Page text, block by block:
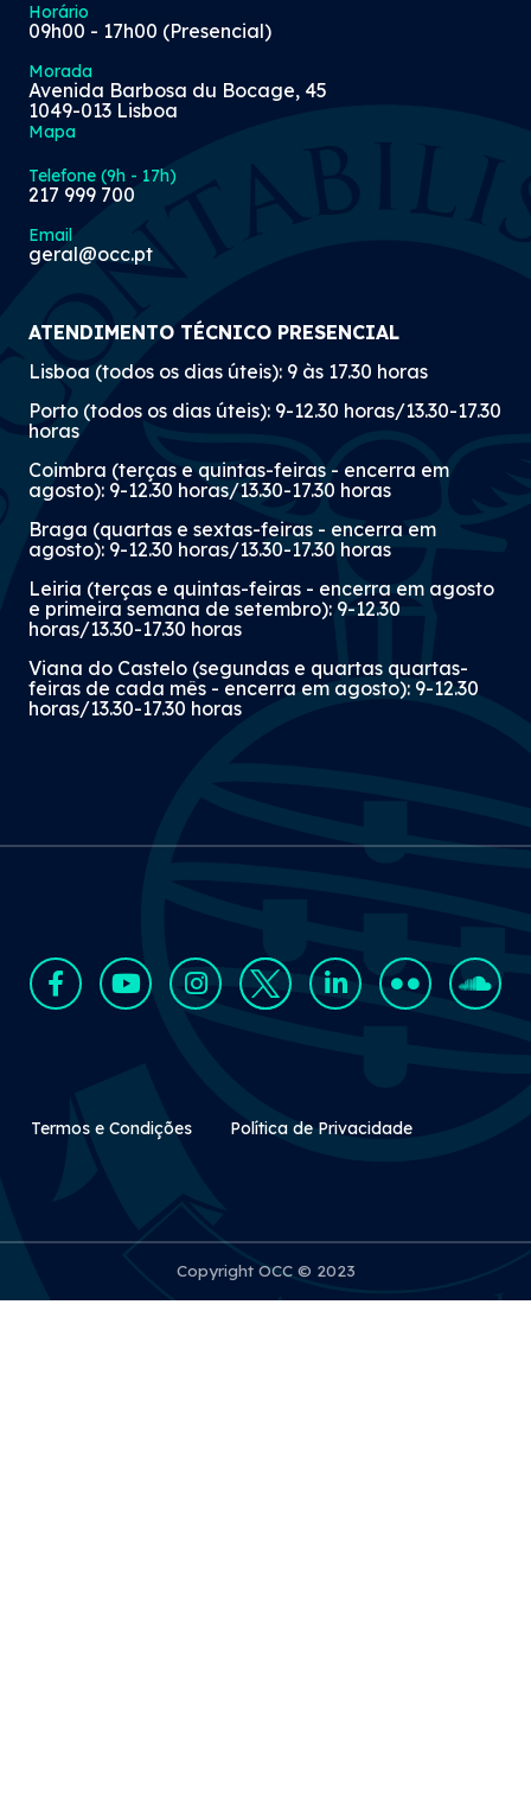
Horário
09h00 - 17h00 (Presencial)
Morada
Avenida Barbosa du Bocage, 45
1049-013 Lisboa
Mapa
Telefone (9h - 17h)
217 999 700
Email
geral@occ.pt
ATENDIMENTO TÉCNICO PRESENCIAL
Lisboa (todos os dias úteis): 9 às 17.30 horas
Porto (todos os dias úteis): 9-12.30 horas/13.30-17.30
horas
Coimbra (terças e quintas-feiras - encerra em
agosto): 9-12.30 horas/13.30-17.30 horas
Braga (quartas e sextas-feiras - encerra em
agosto): 9-12.30 horas/13.30-17.30 horas
Leiria (terças e quintas-feiras - encerra em agosto
e primeira semana de setembro): 9-12.30
horas/13.30-17.30 horas
Viana do Castelo (segundas e quartas quartas-
feiras de cada mês - encerra em agosto): 9-12.30
horas/13.30-17.30 horas
Rodapé Secundário
Termos e Condições Política de Privacidade
Copyright OCC © 2023